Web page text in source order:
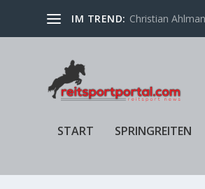
IM TREND: Rolex Grand
START SPRINGREITEN